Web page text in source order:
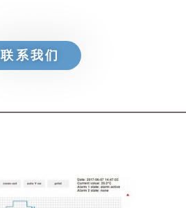
联系我们